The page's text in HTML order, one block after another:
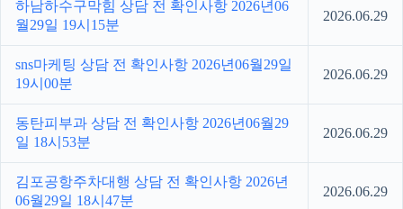
하남하수구막힘 상담 전 확인사항 2026년06
월29일 19시15분
2026.06.29
sns마케팅 상담 전 확인사항 2026년06월29일
19시00분
2026.06.29
동탄피부과 상담 전 확인사항 2026년06월29
일 18시53분
2026.06.29
김포공항주차대행 상담 전 확인사항 2026년
06월29일 18시47분
2026.06.29